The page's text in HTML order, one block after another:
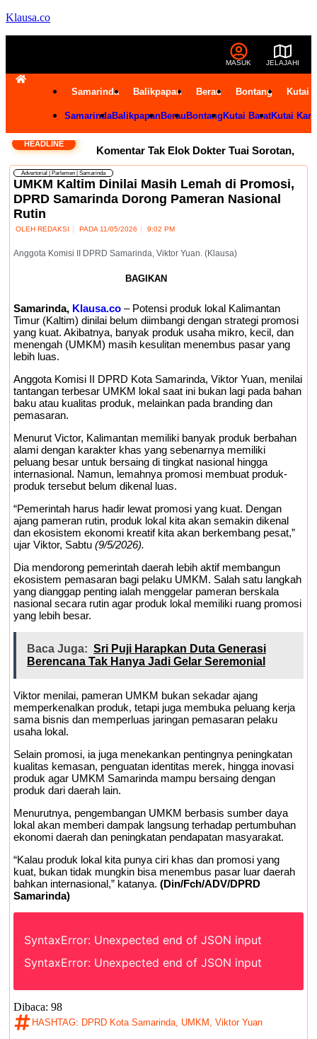
Klausa.co
MASUK JELAJAHI
Samarinda Balikpapan Berau Bontang Kutai
SamarindaBalikpapanBerau Bontang Kutai BaratKutai
HEADLINE
Komentar Tak Elok Dokter Tuai Sorotan,
Andi Harun Ingatkan Etika Pegawai di
Medsos Usai Terpilih Aklamasi, Andi
Satya Pasang Target Golkar Kuasai DPRD
Langkah ke Depan Komentar Pegawai
RSUD IA Moeis Tuai Kecaman, Inspektorat
Siapkan Pendalaman Dana Transfer
Rp2,5 Triliun Masih Tertahan, Ruang Fiskal
Kaltim Kian Terhimpit
Advertorial Parlemen Samarinda
UMKM Kaltim Dinilai Masih Lemah di Promosi,
DPRD Samarinda Dorong Pameran Nasional
Rutin
OLEH REDAKSI PADA 11/05/2026 9:02 PM
Anggota Komisi II DPRD Samarinda, Viktor Yuan. (Klausa)
BAGIKAN
Samarinda, Klausa.co – Potensi produk lokal Kalimantan
Timur (Kaltim) dinilai belum diimbangi dengan strategi promosi
yang kuat. Akibatnya, banyak produk usaha mikro, kecil, dan
menengah (UMKM) masih kesulitan menembus pasar yang
lebih luas.
Anggota Komisi II DPRD Kota Samarinda, Viktor Yuan, menilai
tantangan terbesar UMKM lokal saat ini bukan lagi pada bahan
baku atau kualitas produk, melainkan pada branding dan
pemasaran.
Menurut Victor, Kalimantan memiliki banyak produk berbahan
alami dengan karakter khas yang sebenarnya memiliki
peluang besar untuk bersaing di tingkat nasional hingga
internasional. Namun, lemahnya promosi membuat produk-
produk tersebut belum dikenal luas.
“Pemerintah harus hadir lewat promosi yang kuat. Dengan
ajang pameran rutin, produk lokal kita akan semakin dikenal
dan ekosistem ekonomi kreatif kita akan berkembang pesat,”
ujar Viktor, Sabtu (9/5/2026).
Dia mendorong pemerintah daerah lebih aktif membangun
ekosistem pemasaran bagi pelaku UMKM. Salah satu langkah
yang dianggap penting ialah menggelar pameran berskala
nasional secara rutin agar produk lokal memiliki ruang promosi
yang lebih besar.
Baca Juga: Sri Puji Harapkan Duta Generasi
Berencana Tak Hanya Jadi Gelar Seremonial
Viktor menilai, pameran UMKM bukan sekadar ajang
memperkenalkan produk, tetapi juga membuka peluang kerja
sama bisnis dan memperluas jaringan pemasaran pelaku
usaha lokal.
Selain promosi, ia juga menekankan pentingnya peningkatan
kualitas kemasan, penguatan identitas merek, hingga inovasi
produk agar UMKM Samarinda mampu bersaing dengan
produk dari daerah lain.
Menurutnya, pengembangan UMKM berbasis sumber daya
lokal akan memberi dampak langsung terhadap pertumbuhan
ekonomi daerah dan peningkatan pendapatan masyarakat.
“Kalau produk lokal kita punya ciri khas dan promosi yang
kuat, bukan tidak mungkin bisa menembus pasar luar daerah
bahkan internasional,” katanya. (Din/Fch/ADV/DPRD
Samarinda)
SyntaxError: Unexpected end of JSON input
SyntaxError: Unexpected end of JSON input
Dibaca: 98
HASHTAG: DPRD Kota Samarinda, UMKM , Viktor Yuan